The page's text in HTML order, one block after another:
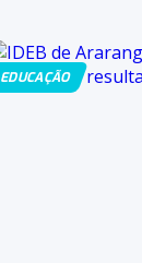
EDUCAÇÃO